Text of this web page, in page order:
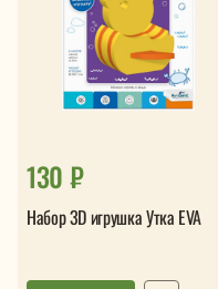
130 ₽
Набор 3D игрушка Утка EVA